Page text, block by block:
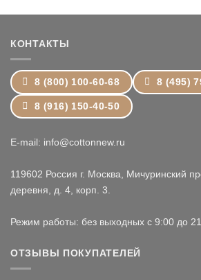
–
КОНТАКТЫ
8 (800) 100-60-68 8 (495)
8 (916) 150-40-50
E-mail: info@cottonnew.ru
119602 Россия г. Москва, Мичуринский
деревня, д. 4, корп. 3.
Режим работы: без выходных с 9:00 до
ОТЗЫВЫ ПОКУПАТЕЛЕЙ